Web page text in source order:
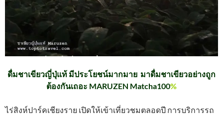
ดื่มชาเขียวญี่ปุ่แท้ มีประโยชน์มากมาย มาดื่มชาเขียวอย่างถูก
ต้องกันเถอะ MARUZEN Matcha100%
ไร่สิงห์ปาร์คเชียงราย เปิดให้เข้าเที่ยวชมตลอดปี การบริการรถ